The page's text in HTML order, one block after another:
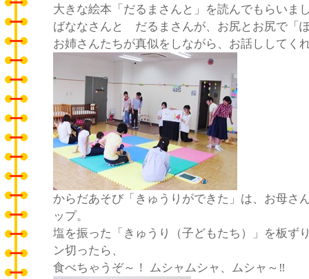
大きな絵本「だるまさんと」を読んでもらいま
ばななさんと だるまさんが、お尻とお尻で「
お姉さんたちが真似をしながら、お話ししてく
からだあそび「きゅうりができた」は、お母さ
ップ。
塩を振った「きゅうり（子どもたち）」を板ず
ン切ったら、
食べちゃうぞ～！ ムシャムシャ、ムシャ～‼